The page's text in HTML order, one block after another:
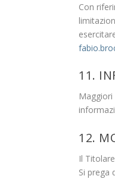
Con
11.
12.
Il
Si prega